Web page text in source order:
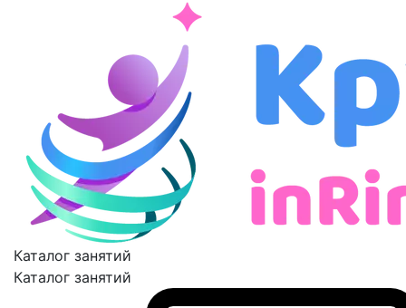
Каталог занятий
Каталог занятий